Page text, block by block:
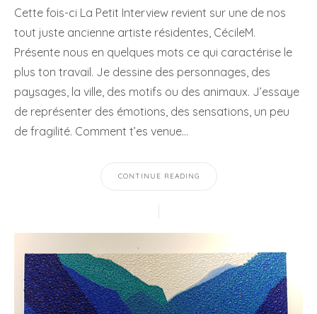
Cette fois-ci La Petit Interview revient sur une de nos
tout juste ancienne artiste résidentes, CécileM.
Présente nous en quelques mots ce qui caractérise le
plus ton travail. Je dessine des personnages, des
paysages, la ville, des motifs ou des animaux. J’essaye
de représenter des émotions, des sensations, un peu
de fragilité. Comment t’es venue…
CONTINUE READING